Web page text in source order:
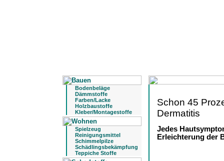
Bodenbeläge
Dämmstoffe
Farben/Lacke
Holzbaustoffe
Kleber/Montagestoffe
Spielzeug
Reinigungsmittel
Schimmelpilze
Schädlingsbekämpfung
Teppiche Stoffe
Schon 45
Dermatitis
Jedes
Erleichterung der